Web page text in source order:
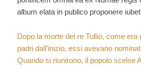
album elata in publico proponere
Dopo la morte del re Tullio, come era
padri dall’inizio, essi avevano
Quando si riunirono, il popolo scelse